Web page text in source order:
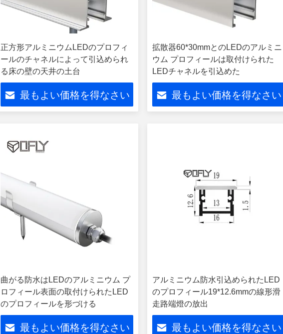
正方形アルミニウムLEDのプロフィ
ールのチャネルによって引込められ
る床の壁の天井の土台
最もよい価格を得なさい
拡散器60*30mmとのLEDのアルミニ
ウム プロフィールは取付けられた
LEDチャネルを引込めた
最もよい価格を得なさい
曲がる防水はLEDのアルミニウム プ
ロフィール表面の取付けられたLED
のプロフィールを形づける
最もよい価格を得なさい
アルミニウム防水引込められたLED
のプロフィール19*12.6mmの線形滑
走路端燈の放出
最もよい価格を得なさい